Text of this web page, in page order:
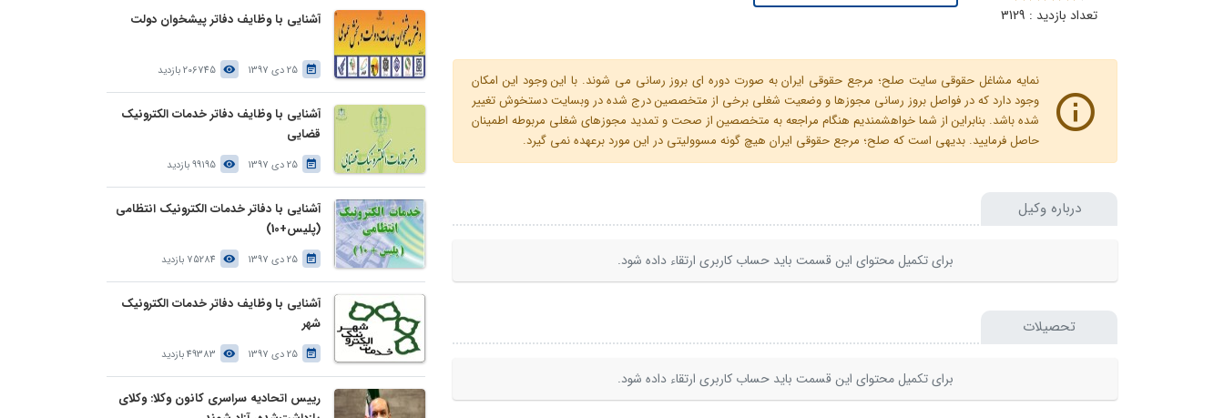
تعداد بازدید : 3129
نمایه مشاغل حقوقی سایت صلح؛ مرجع حقوقی ایران به صورت دوره ای بروز رسانی می شوند. با این وجود این امکان
وجود دارد که در فواصل بروز رسانی مجوزها و وضعیت شغلی برخی از متخصصین درج شده در وبسایت دستخوش تغییر
شده باشد. بنابراین از شما خواهشمندیم هنگام مراجعه به متخصصین از صحت و تمدید مجوزهای شغلی مربوطه اطمینان
حاصل فرمایید. بدیهی است که صلح؛ مرجع حقوقی ایران هیچ گونه مسوولیتی در این مورد برعهده نمی گیرد.
درباره وکیل
برای تکمیل محتوای این قسمت باید حساب کاربری ارتقاء داده شود.
تحصیلات
برای تکمیل محتوای این قسمت باید حساب کاربری ارتقاء داده شود.
آشنایی با وظایف دفاتر پیشخوان دولت
25 دی 1397 206745 بازدید
آشنایی با وظایف دفاتر خدمات الکترونیک
قضایی
25 دی 1397 99195 بازدید
آشنایی با دفاتر خدمات الکترونیک انتظامی
(پلیس+10)
25 دی 1397 75284 بازدید
آشنایی با وظایف دفاتر خدمات الکترونیک
شهر
25 دی 1397 49383 بازدید
رییس اتحادیه سراسری کانون وکلا: وکلای